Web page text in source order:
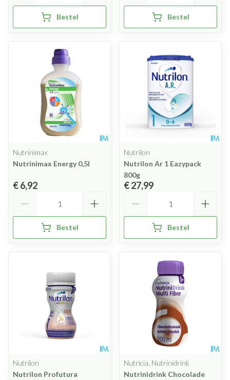
Bestel Bestel
Nutrinimax
Nutrinimax Energy 0,5l
€ 6,92
Bestel
Nutrilon
Nutrilon Ar 1 Eazypack
800g
€ 27,99
Bestel
Nutrilon
Nutrilon Profutura
Nutricia, Nutrinidrink
Nutrinidrink Chocolade